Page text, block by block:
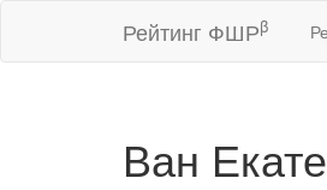
Рейтинг ФШРβ
Ван